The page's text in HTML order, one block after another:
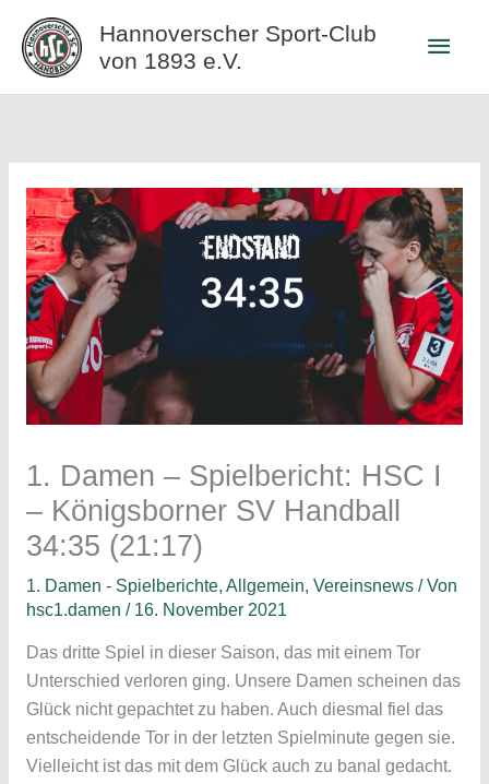
Inhalt
springen
Hannoverscher Sport-Club
von 1893 e.V.
1. Damen – Spielbericht: HSC I
– Königsborner SV Handball
34:35 (21:17)
1. Damen - Spielberichte, Allgemein, Vereinsnews/ Von
hsc1.damen / 16. November 2021
Das dritte Spiel in dieser Saison, das mit einem Tor
Unterschied verloren ging. Unsere Damen scheinen das
Glück nicht gepachtet zu haben. Auch diesmal fiel das
entscheidende Tor in der letzten Spielminute gegen sie.
Vielleicht ist das mit dem Glück auch zu banal gedacht.